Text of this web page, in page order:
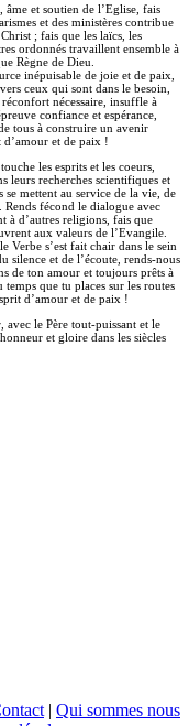
et soutien de l’Eglise, fais
et des ministères contribue
; fais que les laïcs, les
ordonnés travaillent ensemble à
Règne de Dieu.
inépuisable de joie et de paix,
ceux qui sont dans le besoin,
réconfort nécessaire, insuffle à
confiance et espérance,
tous à construire un avenir
et de paix !
les esprits et les coeurs,
leurs recherches scientifiques et
se mettent au service de la vie, de
Rends fécond le dialogue avec
à d’autres religions, fais que
aux valeurs de l’Evangile.
Verbe s’est fait chair dans le sein
silence et de l’écoute, rends-nous
de ton amour et toujours prêts à
temps que tu places sur les routes
d’amour et de paix !
avec le Père tout-puissant et le
et gloire dans les siècles
| Qui sommes nous